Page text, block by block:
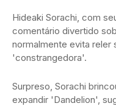
Hideaki Sorachi, com
comentário divertido
normalmente evita reler
'constrangedora'.
Surpreso, Sorachi
expandir 'Dandelion',